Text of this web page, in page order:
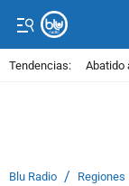
Tendencias: Abatido
Blu Radio / Regiones